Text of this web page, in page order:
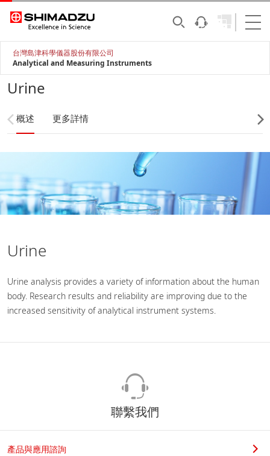
台灣島津科學儀器股份有限公司
Analytical and Measuring Instruments
Urine
概述 更多詳情
Urine
Urine analysis provides a variety of information about the human
body. Research results and reliability are improving due to the
increased sensitivity of analytical instrument systems.
聯繫我們
產品與應用諮詢